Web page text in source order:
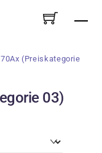
(Preiskategorie
03)